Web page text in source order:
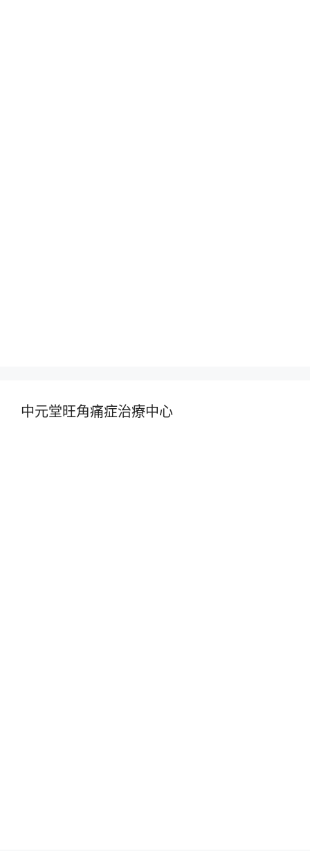
中元堂旺角痛症治療中心